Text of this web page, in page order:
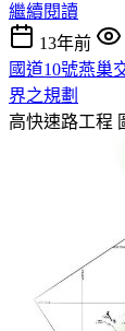
繼續閱讀
13年前
國道10號燕巢
界之規劃
高快速路工程